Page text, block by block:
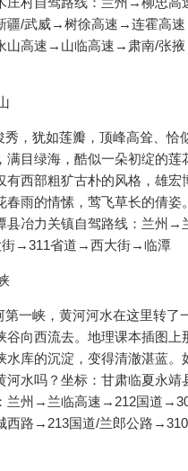
/武威→树徐高速→连霍高
高速→山临高速→肃南/张
，犹如莲瓣，顶峰高耸、恰
满目绿海，酷似一朵初绽的莲
有西部粗犷古朴的风格，雄宏
春雨的情愫，莺飞草长的倩姿
县冶力关镇自驾路线：兰州→
→311省道→西大街→临潭
一峡，黄河河水在这里转了
谷向西流去。地理课本插图上
水库的沉淀，变得清澈湛蓝。
河水吗？坐标：甘肃临夏永靖
兰州→兰临高速→212国道
西路→213国道/兰郎公路